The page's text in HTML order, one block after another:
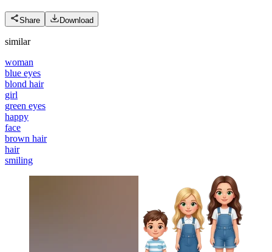
Share Download
similar
woman
blue eyes
blond hair
girl
green eyes
happy
face
brown hair
hair
smiling